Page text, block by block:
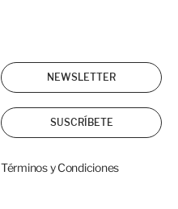
NEWSLETTER
SUSCRÍBETE
Términos y Condiciones